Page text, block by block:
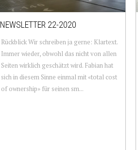
NEWSLETTER 22-2020
Rückblick Wir schreiben ja gerne: Klartext.
Immer wieder, obwohl das nicht von allen
Seiten wirklich geschätzt wird. Fabian hat
sich in diesem Sinne einmal mit «total cost
of ownership» für seinen sm...